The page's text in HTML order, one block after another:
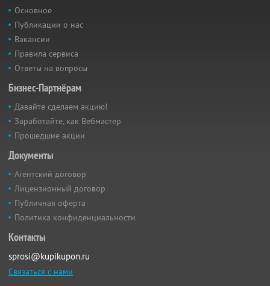
Основное
Публикации о нас
Вакансии
Правила сервиса
Ответы на вопросы
Бизнес-Партнёрам
Давайте сделаем акцию!
Заработайте, как Вебмастер
Прошедшие акции
Документы
Агентский договор
Лицензионный договор
Публичная оферта
Политика конфиденциальности
Контакты
sprosi@kupikupon.ru
Связаться с нами